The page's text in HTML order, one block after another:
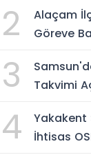
2
Alaçam
Göreve
3
Takvimi
4
Yakakent
İhtisas